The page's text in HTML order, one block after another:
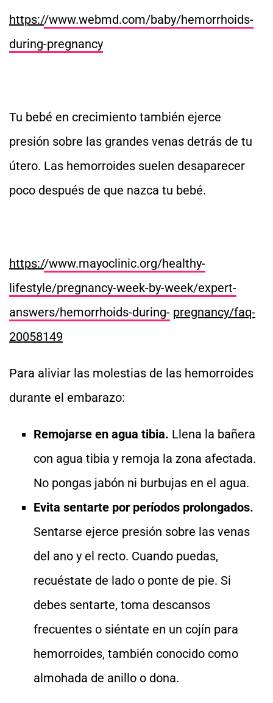
https://www.webmd.com/baby/hemorrhoids-
during-pregnancy
Tu bebé en crecimiento también ejerce
presión sobre las grandes venas detrás de tu
útero. Las hemorroides suelen desaparecer
poco después de que nazca tu bebé.
https://www.mayoclinic.org/healthy-
lifestyle/pregnancy-week-by-week/expert-
answers/hemorrhoids-during- pregnancy/faq-
20058149
Para aliviar las molestias de las hemorroides
durante el embarazo:
Remojarse en agua tibia. Llena la bañera
con agua tibia y remoja la zona afectada.
No pongas jabón ni burbujas en el agua.
Evita sentarte por períodos prolongados.
Sentarse ejerce presión sobre las venas
del ano y el recto. Cuando puedas,
recuéstate de lado o ponte de pie. Si
debes sentarte, toma descansos
frecuentes o siéntate en un cojín para
hemorroides, también conocido como
almohada de anillo o dona.